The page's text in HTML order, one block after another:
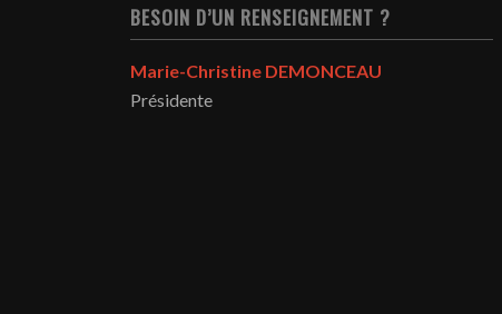
BESOIN D’UN RENSEIGNEMENT ?
Marie-Christine DEMONCEAU
Présidente